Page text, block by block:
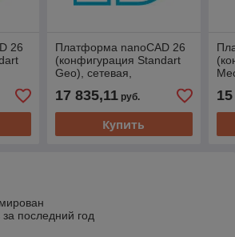
26
Платформа nanoCAD 26
(конфигурация Standart
Geo), сетевая,
подпиской на обновления
17 835,11руб.
Купить
последний год